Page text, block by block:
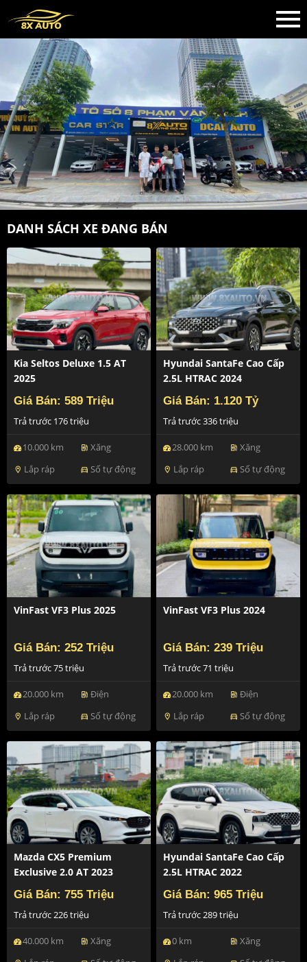
DANH SÁCH XE ĐANG BÁN
Kia Seltos Deluxe 1.5 AT
2025
Giá Bán: 589 Triệu
Trả trước 176 triệu
10.000 km ev_station Xăng
location_on Lắp ráp directions_car Số tự động
Hyundai SantaFe Cao Cấp
2.5L HTRAC 2024
Giá Bán: 1.120 Tỷ
Trả trước 336 triệu
28.000 km ev_station Xăng
location_on Lắp ráp directions_car Số tự động
VinFast VF3 Plus 2025
Giá Bán: 252 Triệu
Trả trước 75 triệu
20.000 km ev_station Điện
location_on Lắp ráp directions_car Số tự động
VinFast VF3 Plus 2024
Giá Bán: 239 Triệu
Trả trước 71 triệu
20.000 km ev_station Điện
location_on Lắp ráp directions_car Số tự động
Mazda CX5 Premium
Exclusive 2.0 AT 2023
Giá Bán: 755 Triệu
Trả trước 226 triệu
40.000 km ev_station Xăng
Hyundai SantaFe Cao Cấp
2.5L HTRAC 2022
Giá Bán: 965 Triệu
Trả trước 289 triệu
0 km ev_station Xăng